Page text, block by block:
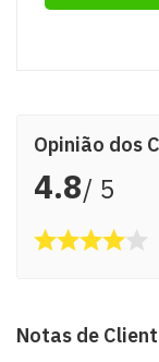
Opinião dos
4.8/ 5
Notas de